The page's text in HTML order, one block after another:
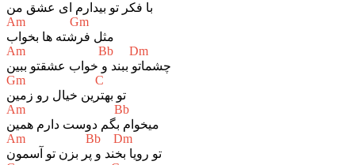
با فکر تو بیدارم ای عشق من
Am Gm
مثل فرشته ها بخواب
Am Bb Dm
چشماتو ببند و خواب عشقتو ببین
Gm C
تو بهترین خیال رو زمین
Am Bb
میخوام بگم دوست دارم همین
Am Bb Dm
تو رویا بخند و پر بزن تو آسمون